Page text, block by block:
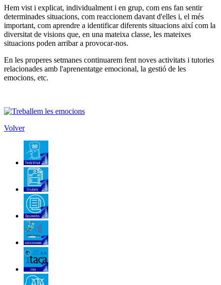
Hem vist i explicat, individualment i en grup, com ens fan sentir
determinades situacions, com reaccionem davant d'elles i, el més
important, com aprendre a identificar diferents situacions així com la
diversitat de visions que, en una mateixa classe, les mateixes
situacions poden arribar a provocar-nos.
En les properes setmanes continuarem fent noves activitats i tutories
relacionades amb l'aprenentatge emocional, la gestió de les
emocions, etc.
Volver